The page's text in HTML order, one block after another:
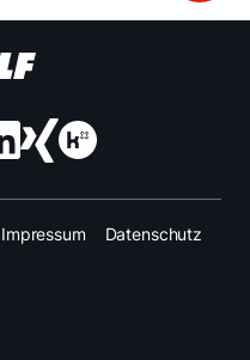
Impressum Datenschutz